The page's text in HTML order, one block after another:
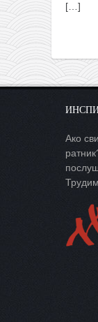
[…]
Ако